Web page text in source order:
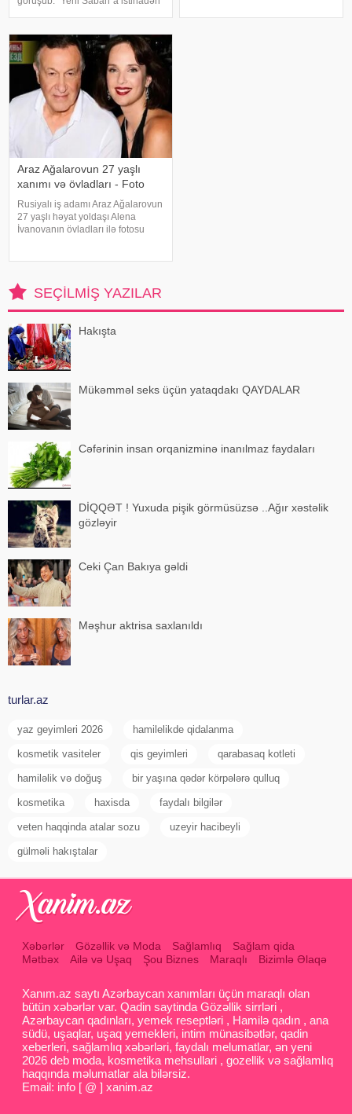
məşqçi Fatih Terimləı ünsiyyətdə
olub. Z.Hüseynov görüş zaman
Araz Ağalarovun 27 yaşlı
xanımı və övladları - Foto
Rusiyalı iş adamı Araz Ağalarovun
27 yaşlı həyat yoldaşı Alena
İvanovanın övladları ilə fotosu
SEÇILMIŞ YAZILAR
Hakışta
Mükəmməl seks üçün yataqdakı QAYDALAR
Cəfərinin insan orqanizminə inanılmaz faydaları
DİQQƏT ! Yuxuda pişik görmüsüzsə ..Ağır xəstəlik
gözləyir
Ceki Çan Bakıya gəldi
Məşhur aktrisa saxlanıldı
turlar.az
yaz geyimleri 2026 hamilelikde qidalanma
kosmetik vasiteler qis geyimleri qarabasaq kotleti
hamiləlik və doğuş bir yaşına qədər körpələrə qulluq
kosmetika haxisda faydalı bilgilər
veten haqqinda atalar sozu uzeyir hacibeyli
gülməli hakıştalar
Xəbərlər Gözəllik və Moda Sağlamlıq
Sağlam qida
Mətbəx
Ailə və Uşaq Şou Biznes Maraqlı Bizimlə Əlaqə
Xanım.az saytı Azərbaycan xanımları üçün maraqlı olan
bütün xəbərlər var. Qadin saytinda Gözəllik sirrləri ,
Azərbaycan qadınları, yemek reseptləri , Hamilə qadın , ana
südü, uşaqlar, uşaq yemekleri, intim münasibətlər, qadin
xeberleri, sağlamlıq xəbərləri, faydalı melumatlar, ən yeni
2026 deb moda, kosmetika mehsullari , gozellik və sağlamlıq
haqqında məlumatlar ala bilərsiz.
Email: info [ @ ] xanim.az